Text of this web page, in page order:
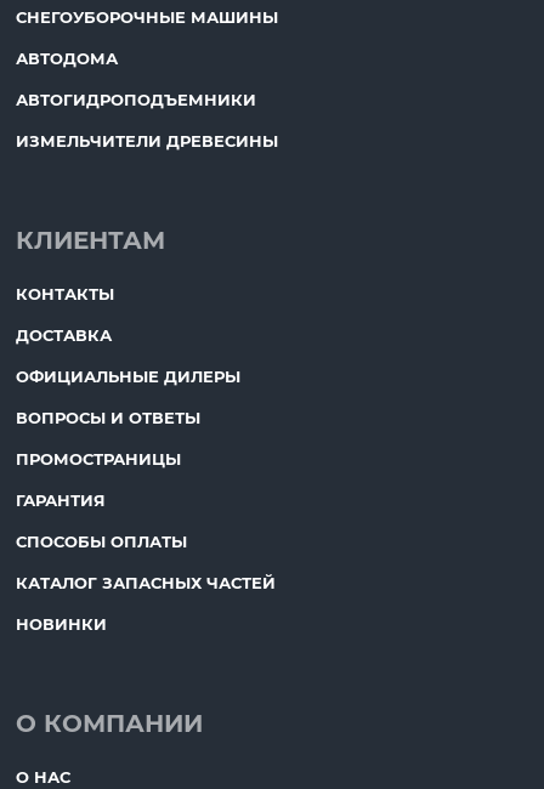
СНЕГОУБОРОЧНЫЕ МАШИНЫ
АВТОДОМА
АВТОГИДРОПОДЪЕМНИКИ
ИЗМЕЛЬЧИТЕЛИ ДРЕВЕСИНЫ
КЛИЕНТАМ
КОНТАКТЫ
ДОСТАВКА
ОФИЦИАЛЬНЫЕ ДИЛЕРЫ
ВОПРОСЫ И ОТВЕТЫ
ПРОМОСТРАНИЦЫ
ГАРАНТИЯ
СПОСОБЫ ОПЛАТЫ
КАТАЛОГ ЗАПАСНЫХ ЧАСТЕЙ
НОВИНКИ
О КОМПАНИИ
О НАС